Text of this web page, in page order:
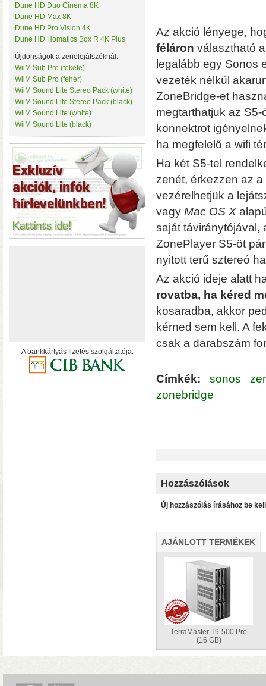
AV1 4K Plus – 4K-s
HDR10 és HDR10+ tartalmak
• USB 3.2 Gen2
olvasási sebesség
• Hardver RAID-es
csatlakozás (10 Gbit/sec)
kapacitással • 4×M.2
Az akció lényege,
féláron választható
legalább egy Sonos
vezeték nélkül
ZoneBridge-et
megtarthatjuk az
konnektrot
ha megfelelő a wifi
Ha két S5-tel
zenét, érkezzen az
vezérelhetjük a
vagy Mac OS X
saját táviránytójával,
ZonePlayer S5-öt
nyitott terű sztereó
Az akció ideje alatt
rovatba, ha kéred
kosaradba, akkor
kérned sem kell. A
csak a darabszám
Címkék: sonos
zonebridge
Hozzászólások
Új hozzászólás írásához be
AJÁNLOTT TERMÉKEK
TerraMaster T9-500 Pro
(16 GB)
Dune HD Duo Cinema 8K
Dune HD Max 8K
Dune HD Pro Vision 4K
Dune HD Homatics Box R 4K Plus
Újdonságok a zenelejátszóknál:
WiiM Sub Pro (fekete)
WiiM Sub Pro (fehér)
WiiM Sound Lite Stereo Pack (white)
WiiM Sound Lite Stereo Pack (black)
WiiM Sound Lite (white)
WiiM Sound Lite (black)
A bankkártyás fizetés szolgáltatója: